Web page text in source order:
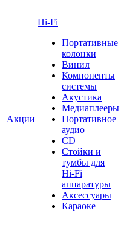
Акции
Hi-Fi
Портативные
колонки
Винил
Компоненты
системы
Акустика
Медиаплееры
Портативное
аудио
CD
Стойки и
тумбы для
Hi-Fi
аппаратуры
Аксессуары
Караоке